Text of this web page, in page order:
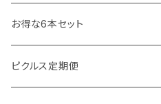
お得な6本セット
ピクルス定期便